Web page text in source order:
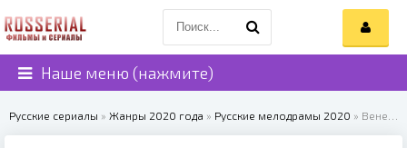
Наше меню (нажмите)
Русские сериалы » Жанры 2020 года » Русские мелодрамы 2020 » Венец творения (2020)